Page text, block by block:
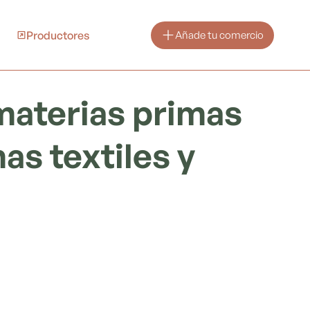
Productores Añade tu comercio
primas
textiles y